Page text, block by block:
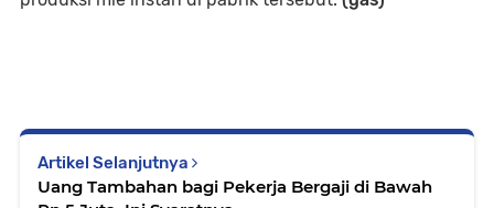
Artikel Selanjutnya
Uang Tambahan bagi Pekerja Bergaji di Bawah